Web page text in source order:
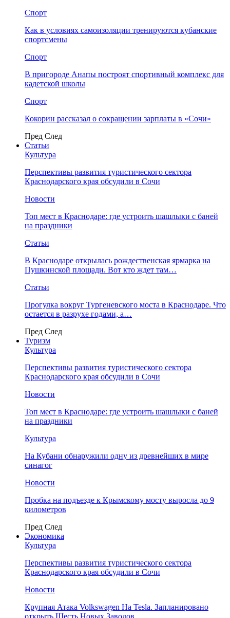
Спорт
Как в условиях самоизоляции тренируются кубанские
спортсмены
Спорт
В пригороде Анапы построят спортивный комплекс для
кадетской школы
Спорт
Кокорин рассказал о сокращении зарплаты в «Сочи»
Пред След
Статьи
Культура
Перспективы развития туристического сектора
Краснодарского края обсудили в Сочи
Новости
Топ мест в Краснодаре: где устроить шашлыки с баней
на праздники
Статьи
В Краснодаре открылась рождественская ярмарка на
Пушкинской площади. Вот кто ждет там…
Статьи
Прогулка вокруг Тургеневского моста в Краснодаре. Что
остается в разрухе годами, а…
Пред След
Туризм
Культура
Перспективы развития туристического сектора
Краснодарского края обсудили в Сочи
Новости
Топ мест в Краснодаре: где устроить шашлыки с баней
на праздники
Культура
На Кубани обнаружили одну из древнейших в мире
синагог
Новости
Пробка на подъезде к Крымскому мосту выросла до 9
километров
Пред След
Экономика
Культура
Перспективы развития туристического сектора
Краснодарского края обсудили в Сочи
Новости
Крупная Атака Volkswagen На Tesla. Запланировано
открыть Шесть Новых Заводов